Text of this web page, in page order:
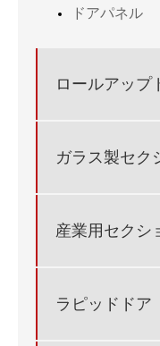
ドアパネル
ロールアップ
ガラス製セク
産業用セクシ
ラピッドドア